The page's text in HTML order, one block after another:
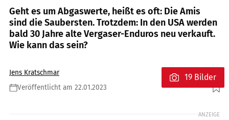
Geht es um Abgaswerte, heißt es oft: Die Amis
sind die Saubersten. Trotzdem: In den USA werden
bald 30 Jahre alte Vergaser-Enduros neu verkauft.
Wie kann das sein?
Jens Kratschmar
Veröffentlicht am 22.01.2023
19 Bilder
ANZEIGE